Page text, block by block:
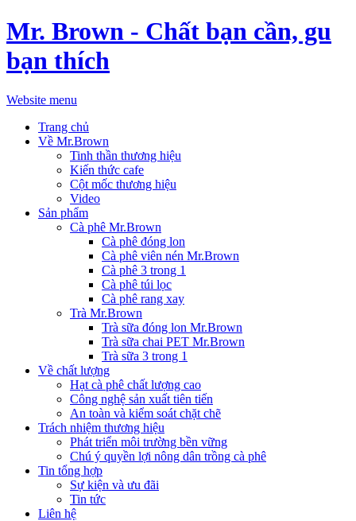
Mr. Brown - Chất bạn cần, gu
bạn thích
Website menu
Trang chủ
Về Mr.Brown
Tinh thần thương hiệu
Kiến thức cafe
Cột mốc thương hiệu
Video
Sản phẩm
Cà phê Mr.Brown
Cà phê đóng lon
Cà phê viên nén Mr.Brown
Cà phê 3 trong 1
Cà phê túi lọc
Cà phê rang xay
Trà Mr.Brown
Trà sữa đóng lon Mr.Brown
Trà sữa chai PET Mr.Brown
Trà sữa 3 trong 1
Về chất lượng
Hạt cà phê chất lượng cao
Công nghệ sản xuất tiên tiến
An toàn và kiểm soát chặt chẽ
Trách nhiệm thương hiệu
Phát triển môi trường bền vững
Chú ý quyền lợi nông dân trồng cà phê
Tin tổng hợp
Sự kiện và ưu đãi
Tin tức
Liên hệ